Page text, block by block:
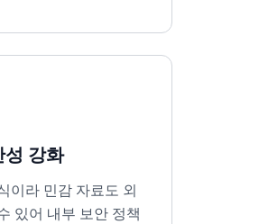
성 강화
이라 민감 자료도 외
있어 내부 보안 정책